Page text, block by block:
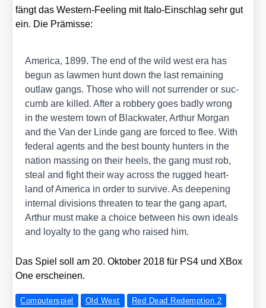
fängt das Wes­tern-Fee­ling mit Italo-Ein­schlag sehr gut
ein. Die Prä­mis­se:
Ame­ri­ca, 1899. The end of the wild west era has
begun as law­men hunt down the last remai­ning
out­law gangs. Tho­se who will not sur­ren­der or suc­
cumb are kil­led. After a rob­be­ry goes bad­ly wrong
in the wes­tern town of Black­wa­ter, Arthur Mor­gan
and the Van der Lin­de gang are forced to flee. With
fede­ral agents and the best boun­ty hun­ters in the
nati­on mas­sing on their heels, the gang must rob,
ste­al and fight their way across the rug­ged heart­
land of Ame­ri­ca in order to sur­vi­ve. As deepe­ning
inter­nal divi­si­ons threa­ten to tear the gang apart,
Arthur must make a choice bet­ween his own ide­als
and loyal­ty to the gang who rai­sed him.
Das Spiel soll am 20. Okto­ber 2018 für PS4 und XBox
One erschei­nen.
Computerspiel Old West
Red Dead Redemption 2